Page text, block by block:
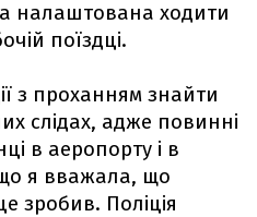
налаштована ходити
поїздці.
з проханням знайти
слідах, адже повинні
в аеропорту і в
я вважала, що
зробив. Поліція